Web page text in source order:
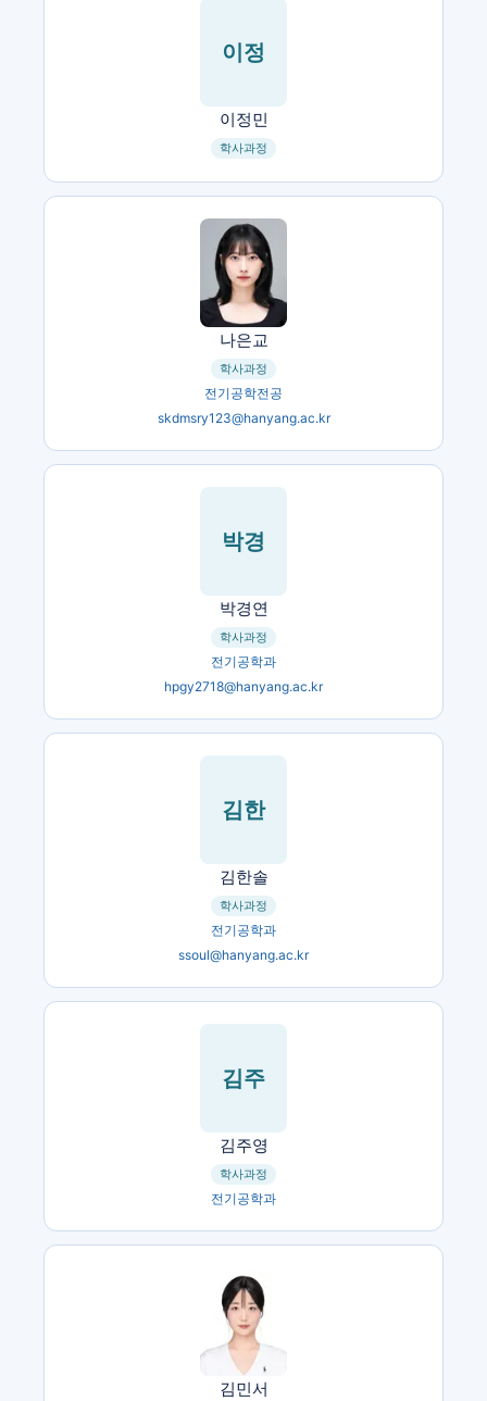
이정
이정민
학사과정
나은교
학사과정
전기공학전공
skdmsry123@hanyang.ac.kr
박경
박경연
학사과정
전기공학과
hpgy2718@hanyang.ac.kr
김한
김한솔
학사과정
전기공학과
ssoul@hanyang.ac.kr
김주
김주영
학사과정
전기공학과
김민서